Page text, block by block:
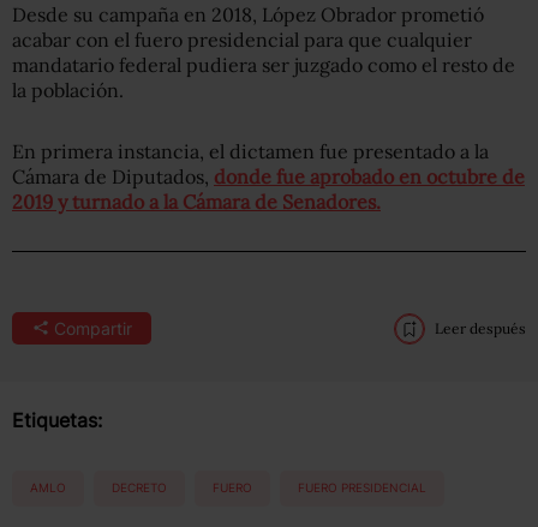
Desde su campaña en 2018, López Obrador prometió
acabar con el fuero presidencial para que cualquier
mandatario federal pudiera ser juzgado como el resto de
la población.
En primera instancia, el dictamen fue presentado a la
Cámara de Diputados, donde fue aprobado en octubre de
2019 y turnado a la Cámara de Senadores.
Compartir Leer después
Etiquetas:
AMLO DECRETO FUERO FUERO PRESIDENCIAL